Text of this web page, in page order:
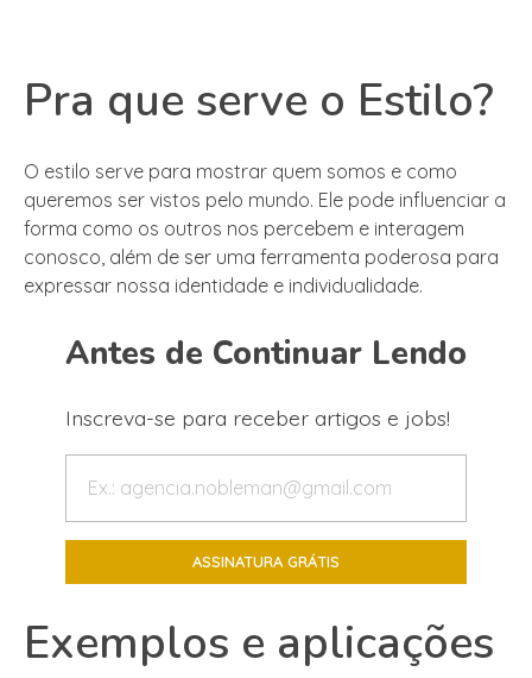
Pra que serve o Estilo?
O estilo serve para mostrar quem somos e como
queremos ser vistos pelo mundo. Ele pode influenciar a
forma como os outros nos percebem e interagem
conosco, além de ser uma ferramenta poderosa para
expressar nossa identidade e individualidade.
Antes de Continuar Lendo
Inscreva-se para receber artigos e jobs!
Exemplos e aplicações